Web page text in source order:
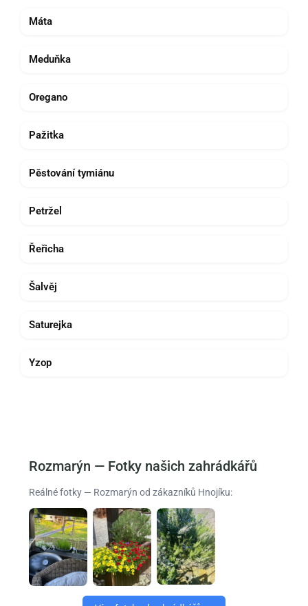
Máta
Meduňka
Oregano
Pažitka
Pěstování tymiánu
Petržel
Řeřicha
Šalvěj
Saturejka
Yzop
Rozmarýn — Fotky našich zahrádkářů
Reálné fotky — Rozmarýn od zákazníků Hnojíku: